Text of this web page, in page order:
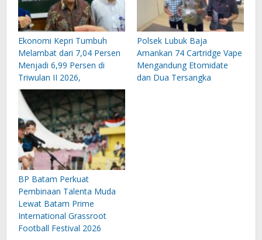
Ekonomi Kepri Tumbuh
Melambat dari 7,04 Persen
Menjadi 6,99 Persen di
Triwulan II 2026,
Polsek Lubuk Baja
Amankan 74 Cartridge Vape
Mengandung Etomidate
dan Dua Tersangka
BP Batam Perkuat
Pembinaan Talenta Muda
Lewat Batam Prime
International Grassroot
Football Festival 2026